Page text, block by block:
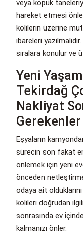
veya köpük
hareket etmesi
kolilerin üzerine
ibareleri
sıralara konulur ve
Yeni
Tekirdağ
Nakliyat
Gerekenler
Eşyaların
sürecin son fakat
önlemek için yeni
önceden
odaya ait
kolileri doğrudan
sonrasında ev
kalmanızı önler.